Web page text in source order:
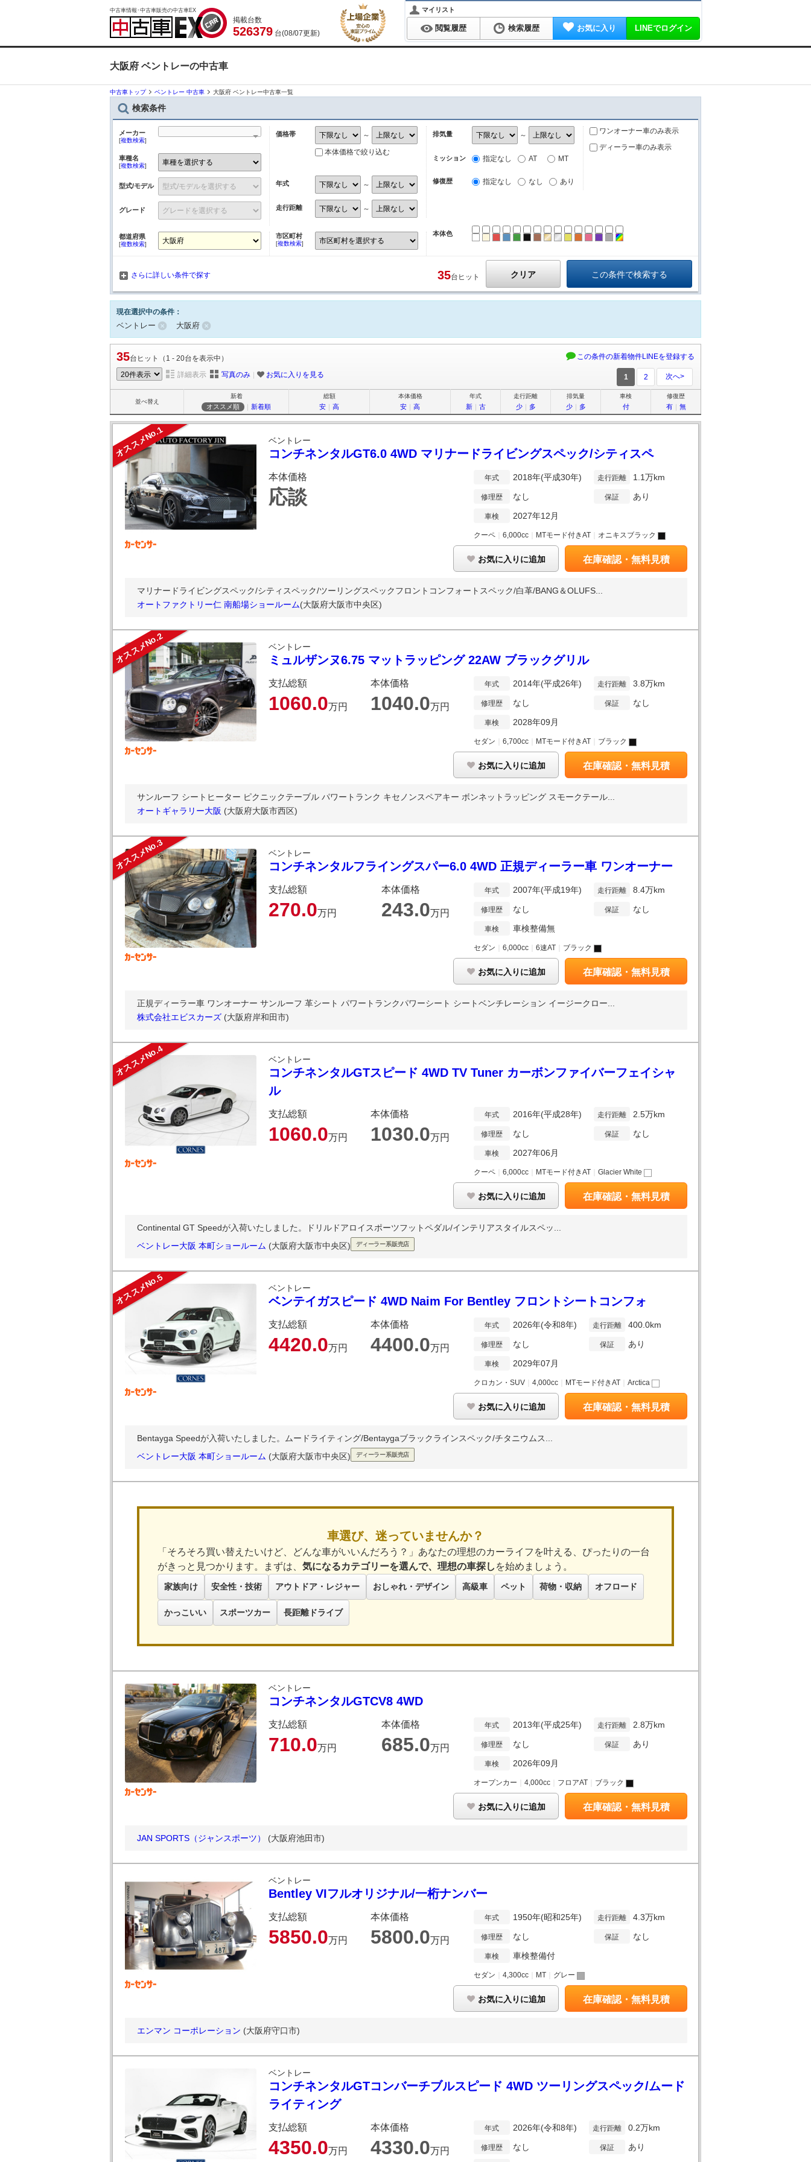
中古車情報･中古車販売の中古車EX
掲載台数
526379 台(08/07更新)
マイリスト
閲覧履歴 検索履歴 お気に入り LINEでログイン
大阪府 ベントレーの中古車
中古車トップ ベントレー 中古車 大阪府 ベントレー中古車一覧
検索条件
メーカー
[複数検索]
車種名
[複数検索]
型式/モデル
グレード
価格帯 ～
本体価格で絞り込む
年式 ～
走行距離 ～
排気量 ～
ミッション 指定なし AT MT
修復歴 指定なし なし あり
ワンオーナー車のみ表示
ディーラー車のみ表示
都道府県
[複数検索]
市区町村
[複数検索]
本体色
レッドブルーグリーン
ブラック
ブラウンゴールド パープル
グレー
さらに詳しい条件で探す クリア
35台ヒット
現在選択中の条件：
ベントレー 大阪府
35台ヒット（1 - 20台を表示中） この条件の新着物件LINEを登録する
詳細表示 写真のみ ｜ お気に入りを見る 1 2 次へ>
並べ替え
新着
オススメ順 ｜ 新着順
総額
安 ｜ 高
本体価格
安 ｜ 高
年式
新｜ 古
走行距離
少｜ 多
排気量
少｜ 多
車検
付
修復歴
有｜ 無
オススメNo.1 ベントレー
コンチネンタルGT6.0 4WD マリナードライビングスペック/シティスペ
本体価格
応談
年式 2018年(平成30年)
修理歴 なし
車検 2027年12月
走行距離 1.1万km
保証 あり
クーペ 6,000cc MTモード付きAT オニキスブラック
お気に入りに追加 在庫確認・無料見積
マリナードライビングスペック/シティスペック/ツーリングスペックフロントコンフォートスペック/白革/BANG＆OLUFS...
オートファクトリー仁 南船場ショールーム(大阪府大阪市中央区)
オススメNo.2 ベントレー
ミュルザンヌ6.75 マットラッピング 22AW ブラックグリル
支払総額
1060.0万円
本体価格
1040.0万円
年式 2014年(平成26年)
修理歴 なし
車検 2028年09月
走行距離 3.8万km
保証 なし
セダン 6,700cc MTモード付きAT ブラック
お気に入りに追加 在庫確認・無料見積
サンルーフ シートヒーター ピクニックテーブル パワートランク キセノンスペアキー ボンネットラッピング スモークテール...
オートギャラリー大阪 (大阪府大阪市西区)
オススメNo.3 ベントレー
コンチネンタルフライングスパー6.0 4WD 正規ディーラー車 ワンオーナー
支払総額
270.0万円
本体価格
243.0万円
年式 2007年(平成19年)
修理歴 なし
車検 車検整備無
走行距離 8.4万km
保証 なし
セダン 6,000cc 6速AT ブラック
お気に入りに追加 在庫確認・無料見積
正規ディーラー車 ワンオーナー サンルーフ 革シート パワートランクパワーシート シートベンチレーション イージークロー...
株式会社エビスカーズ (大阪府岸和田市)
オススメNo.4 ベントレー
コンチネンタルGTスピード 4WD TV Tuner カーボンファイバーフェイシャ
ル
支払総額
1060.0万円
本体価格
1030.0万円
年式 2016年(平成28年)
修理歴 なし
車検 2027年06月
走行距離 2.5万km
保証 なし
クーペ 6,000cc MTモード付きAT Glacier White
お気に入りに追加 在庫確認・無料見積
Continental GT Speedが入荷いたしました。ドリルドアロイスポーツフットペダル/インテリアスタイルスペッ...
ベントレー大阪 本町ショールーム (大阪府大阪市中央区) ディーラー系販売店
オススメNo.5 ベントレー
ベンテイガスピード 4WD Naim For Bentley フロントシートコンフォ
支払総額
4420.0万円
本体価格
4400.0万円
年式 2026年(令和8年)
修理歴 なし
車検 2029年07月
走行距離 400.0km
保証 あり
クロカン・SUV 4,000cc MTモード付きAT Arctica
お気に入りに追加 在庫確認・無料見積
Bentayga Speedが入荷いたしました。ムードライティング/Bentaygaブラックラインスペック/チタニウムス...
ベントレー大阪 本町ショールーム (大阪府大阪市中央区) ディーラー系販売店
車選び、迷っていませんか？
「そろそろ買い替えたいけど、どんな車がいいんだろう？」あなたの理想のカーライフを叶える、ぴったりの一台
がきっと見つかります。まずは、 気になるカテゴリーを選んで、理想の車探し を始めましょう。
家族向け 安全性・技術 アウトドア・レジャー おしゃれ・デザイン 高級車 ペット 荷物・収納 オフロード
かっこいい スポーツカー 長距離ドライブ
ベントレー
コンチネンタルGTCV8 4WD
支払総額
710.0万円
本体価格
685.0万円
年式 2013年(平成25年)
修理歴 なし
車検 2026年09月
走行距離 2.8万km
保証 あり
オープンカー 4,000cc フロアAT ブラック
お気に入りに追加 在庫確認・無料見積
JAN SPORTS（ジャンスポーツ） (大阪府池田市)
ベントレー
Bentley VIフルオリジナル/一桁ナンバー
支払総額
5850.0万円
本体価格
5800.0万円
年式 1950年(昭和25年)
修理歴 なし
車検 車検整備付
走行距離 4.3万km
保証 なし
セダン 4,300cc MT グレー
お気に入りに追加 在庫確認・無料見積
エンマン コーポレーション (大阪府守口市)
ベントレー
コンチネンタルGTコンバーチブルスピード 4WD ツーリングスペック/ムード
ライティング
支払総額
4350.0万円
本体価格
4330.0万円
年式 2026年(令和8年)
修理歴
なし
走行距離 0.2万km
保証 あり